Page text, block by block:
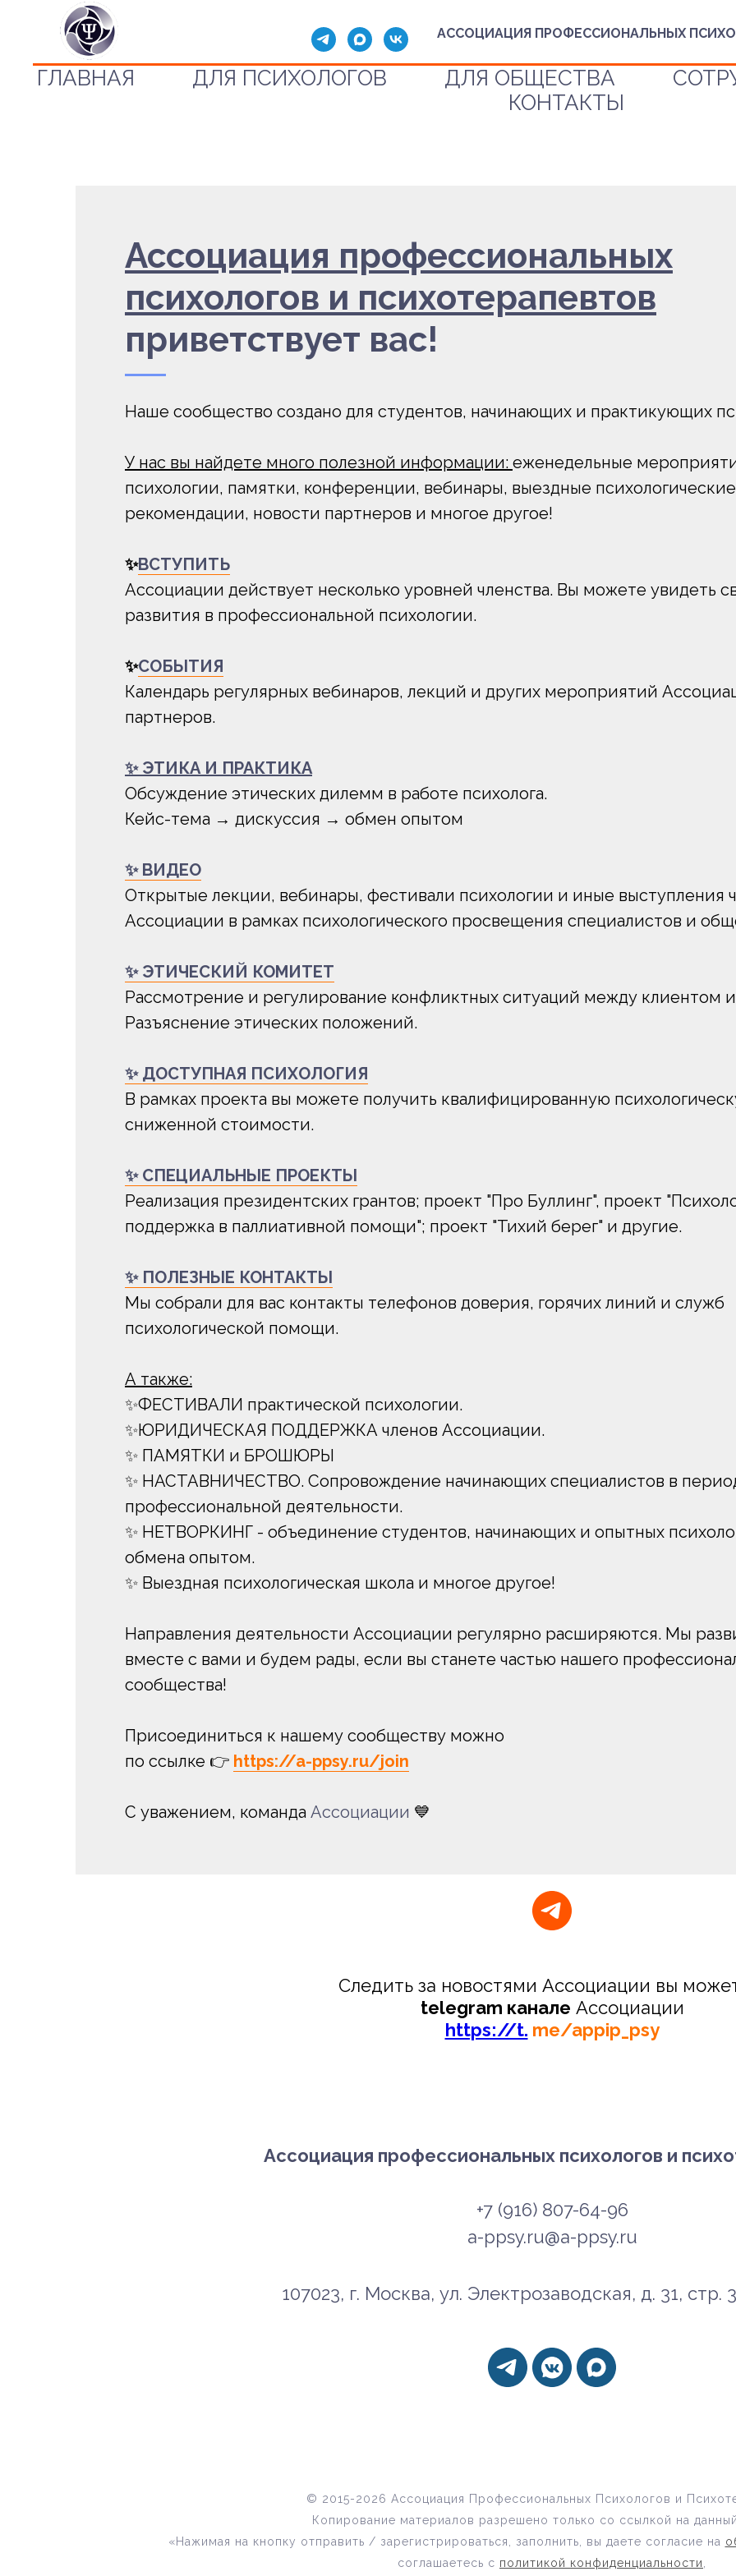
АССОЦИАЦИЯ ПРОФЕССИОНАЛЬНЫХ
ГЛАВНАЯ ДЛЯ ПСИХОЛОГОВ ДЛЯ ОБЩЕСТВА
КОНТАКТЫ
Ассоциация профессиональных
психологов и психотерапевтов
приветствует вас!
Наше сообщество создано для студентов, начинающих и практикующих
У нас вы найдете много полезной информации: еженедельные
психологии, памятки, конференции, вебинары, выездные
рекомендации, новости партнеров и многое другое!
✨ВСТУПИТЬ
Ассоциации действует несколько уровней членства. Вы можете увидеть
развития в профессиональной психологии.
✨СОБЫТИЯ
Календарь регулярных вебинаров, лекций и других мероприятий
партнеров.
✨ ЭТИКА И ПРАКТИКА
Обсуждение этических дилемм в работе психолога.
Кейс-тема → дискуссия → обмен опытом
✨ ВИДЕО
Открытые лекции, вебинары, фестивали психологии и иные выступления
Ассоциации в рамках психологического просвещения специалистов и
✨ ЭТИЧЕСКИЙ КОМИТЕТ
Рассмотрение и регулирование конфликтных ситуаций между клиентом
Разъяснение этических положений.
✨ ДОСТУПНАЯ ПСИХОЛОГИЯ
В рамках проекта вы можете получить квалифицированную
сниженной стоимости.
✨ СПЕЦИАЛЬНЫЕ ПРОЕКТЫ
Реализация президентских грантов; проект "Про Буллинг", проект
поддержка в паллиативной помощи"; проект "Тихий берег" и другие.
✨ ПОЛЕЗНЫЕ КОНТАКТЫ
Мы собрали для вас контакты телефонов доверия, горячих линий и служб
психологической помощи.
А также:
✨ФЕСТИВАЛИ практической психологии.
✨ЮРИДИЧЕСКАЯ ПОДДЕРЖКА членов Ассоциации.
✨ ПАМЯТКИ и БРОШЮРЫ
✨ НАСТАВНИЧЕСТВО. Сопровождение начинающих специалистов в
профессиональной деятельности.
✨ НЕТВОРКИНГ - объединение студентов, начинающих и опытных
обмена опытом.
✨ Выездная психологическая школа и многое другое!
Направления деятельности Ассоциации регулярно расширяются. Мы
вместе с вами и будем рады, если вы станете частью нашего
сообщества!
Присоединиться к нашему сообществу можно
по ссылке 👉 https://a-ppsy.ru/join
С уважением, команда Ассоциации 💙
Следить за новостями Ассоциации вы
telegram канале Ассоциации
https://t. me/appip_psy
Ассоциация профессиональных психологов и
+7 (916) 807-64-96
a-ppsy.ru@a-ppsy.ru
107023, г. Москва, ул. Электрозаводская, д. 31, стр.
© 2015-2026 Ассоциация Профессиональных Психологов и
Копирование материалов разрешено только со ссылкой на
«Нажимая на кнопку отправить / зарегистрироваться, заполнить, вы даете согласие на
соглашаетесь c политикой конфиденциальности